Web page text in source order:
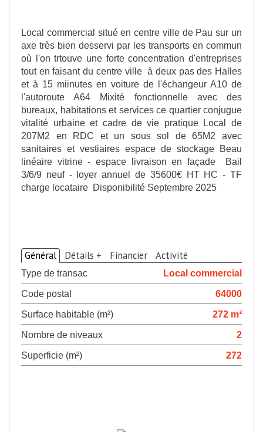
Local commercial situé en centre ville de Pau sur un
axe très bien desservi par les transports en commun
où l'on trtouve une forte concentration d'entreprises
tout en faisant du centre ville à deux pas des Halles
et à 15 miinutes en voiture de l'échangeur A10 de
l'autoroute A64 Mixité fonctionnelle avec des
bureaux, habitations et services ce quartier conjugue
vitalité urbaine et cadre de vie pratique Local de
207M2 en RDC et un sous sol de 65M2 avec
sanitaires et vestiaires espace de stockage Beau
linéaire vitrine - espace livraison en façade Bail
3/6/9 neuf - loyer annuel de 35600€ HT HC - TF
charge locataire Disponibilité Septembre 2025
Général Détails + Financier Activité
Type de transac
Local commercial
Code postal
64000
Surface habitable (m²)
272 m²
Nombre de niveaux
2
Superficie (m²)
272